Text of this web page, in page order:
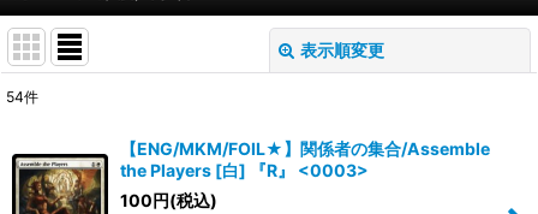
表示順変更
並び順:
54件
【ENG/MKM/FOIL★】関係者の集合/Assemble
the Players [白] 『R』 <0003>
100円(税込)